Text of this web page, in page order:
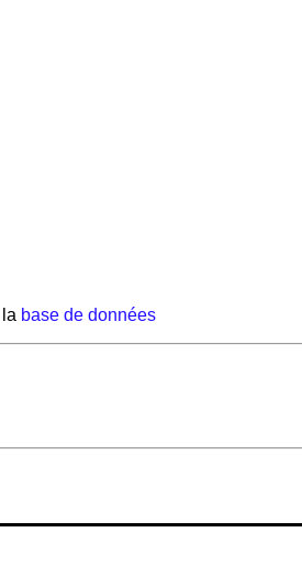
base de données